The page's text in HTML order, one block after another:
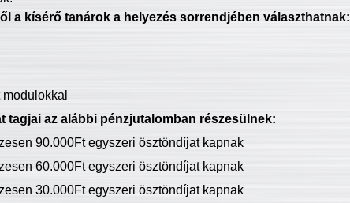
a kísérő tanárok a helyezés sorrendjében választhatnak:
tagjai az alábbi pénzjutalomban részesülnek:
90.000Ft egyszeri ösztöndíjat kapnak
60.000Ft egyszeri ösztöndíjat kapnak
30.000Ft egyszeri ösztöndíjat kapnak